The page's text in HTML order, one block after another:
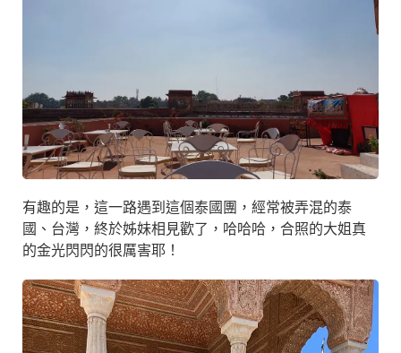
有趣的是，這一路遇到這個泰國團，經常被弄混的泰
國、台灣，終於姊妹相見歡了，哈哈哈，合照的大姐真
的金光閃閃的很厲害耶！